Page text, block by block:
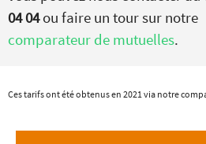
04 04ou faire un tour sur notre
comparateur de mutuelles.
Ces tarifs ont été obtenus en 2021 via notre